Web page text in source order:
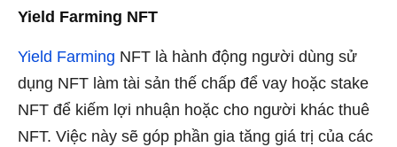
Yield Farming NFT
Yield Farming NFT là hành động người dùng sử
dụng NFT làm tài sản thế chấp để vay hoặc stake
NFT để kiếm lợi nhuận hoặc cho người khác thuê
NFT. Việc này sẽ góp phần gia tăng giá trị của các